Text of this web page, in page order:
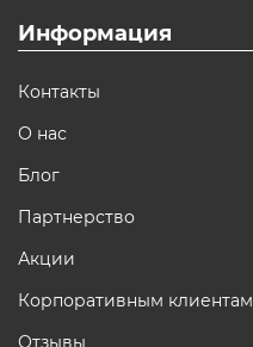
Информация
Контакты
О нас
Блог
Партнерство
Акции
Корпоративным клиентам
Отзывы